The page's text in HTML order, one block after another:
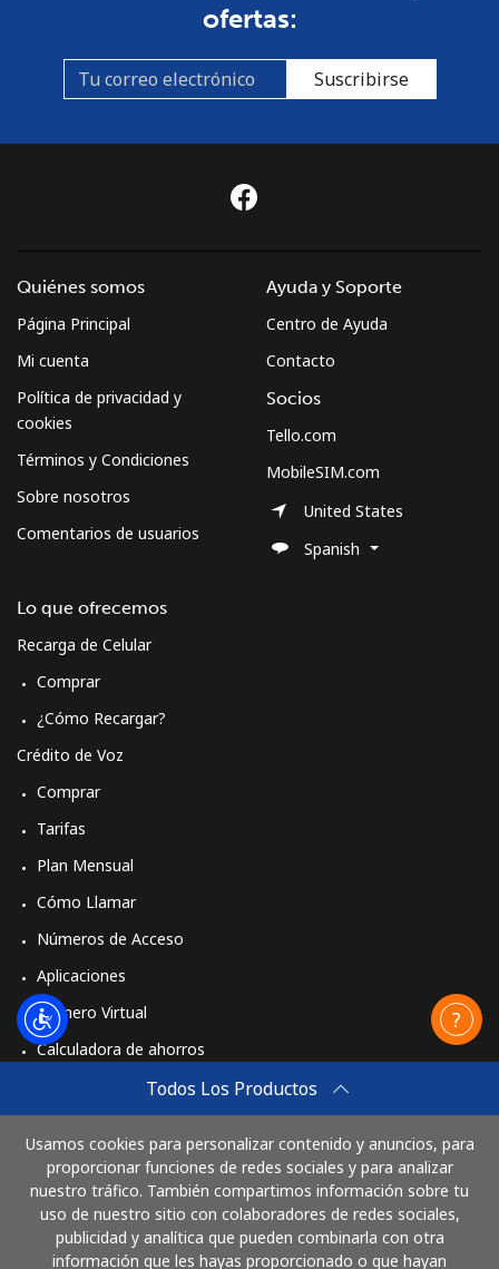
ofertas:
Suscribirse
Todos Los Productos
Usamos cookies para personalizar contenido y anuncios, para
proporcionar funciones de redes sociales y para analizar
nuestro tráfico. También compartimos información sobre tu
uso de nuestro sitio con colaboradores de redes sociales,
publicidad y analítica que pueden combinarla con otra
información que les hayas proporcionado o que hayan
Quiénes somos
Página Principal
Mi cuenta
Política de privacidad y
cookies
Términos y Condiciones
Sobre nosotros
Comentarios de usuarios
Lo que ofrecemos
Recarga de Celular
Comprar
¿Cómo Recargar?
Crédito de Voz
Comprar
Tarifas
Plan Mensual
Cómo Llamar
Números de Acceso
Aplicaciones
Número Virtual
Calculadora de ahorros
Cómo funciona
Ayuda y Soporte
Centro de Ayuda
Contacto
Socios
Tello.com
MobileSIM.com
United States
Spanish
Paga con